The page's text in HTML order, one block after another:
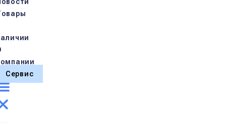
Сервис